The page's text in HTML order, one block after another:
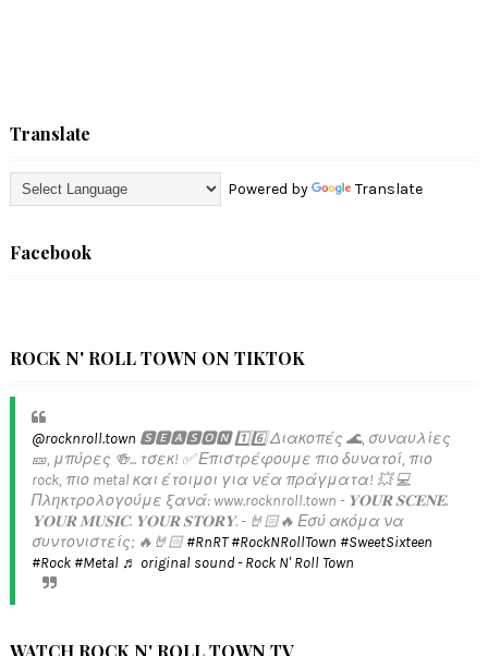
Translate
Powered by Translate
Facebook
ROCK N' ROLL TOWN ON TIKTOK
@rocknroll.town 🆂🅴🅰🆂🅾🅽 1️⃣6️⃣ Διακοπές 🌊, συναυλίες
🎫, μπύρες 🍻... τσεκ! ✅️ Επιστρέφουμε πιο δυνατοί, πιο
rock, πιο metal και έτοιμοι για νέα πράγματα! 💥 💻
Πληκτρολογούμε ξανά: www.rocknroll.town - 𝐘𝐎𝐔𝐑 𝐒𝐂𝐄𝐍𝐄.
𝐘𝐎𝐔𝐑 𝐌𝐔𝐒𝐈𝐂. 𝐘𝐎𝐔𝐑 𝐒𝐓𝐎𝐑𝐘. - 🤘🏻🔥 Εσύ ακόμα να
συντονιστείς; 🔥🤘🏻#RnRT #RockNRollTown #SweetSixteen
#Rock #Metal ♬ original sound - Rock N' Roll Town
WATCH ROCK N' ROLL TOWN TV